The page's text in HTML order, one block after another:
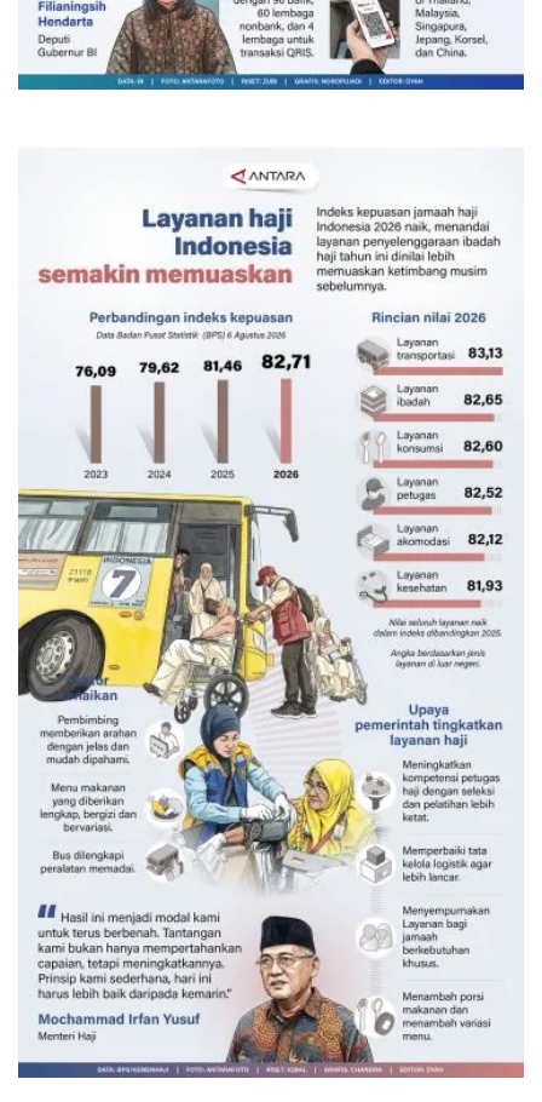
melesat capai Rp600 triliun
Kemarin 06:00
Layanan haji Indonesia semakin
memuaskan
Kemarin 15:00